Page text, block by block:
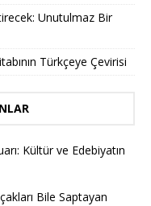
Unutulmaz Bir
Türkçeye Çevirisi
Kültür ve Edebiyatın
Bile Saptayan